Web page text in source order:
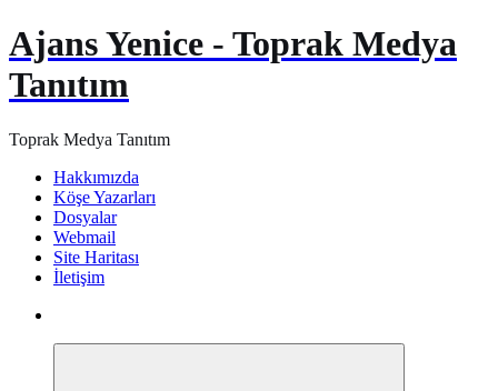
Ajans Yenice - Toprak Medya
Tanıtım
Toprak Medya Tanıtım
Hakkımızda
Köşe Yazarları
Dosyalar
Webmail
Site Haritası
İletişim